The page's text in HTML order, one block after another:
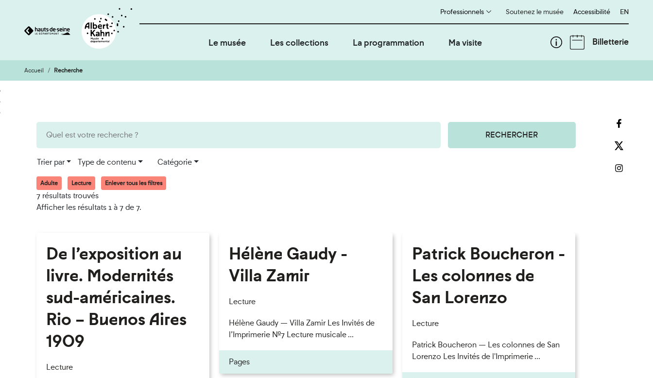
Aller
au
contenu
Aller
à
la
Soutenez le musée
Professionnels Accessibilité English
EN
Le musée Les collections La programmation Ma visite Billetterie
Accueil Recherche
RECHERCHER
Trier par Type de contenu Catégorie
Adulte Lecture Enlever tous les filtres
7 résultats trouvés
Afficher les résultats 1 à 7 de 7.
De l’exposition au
livre. Modernités
sud-américaines.
Rio – Buenos Aires
1909
Lecture
Hélène Gaudy -
Villa Zamir
Lecture
Hélène Gaudy — Villa Zamir Les Invités de
l’Imprimerie n°7 Lecture musicale ...
Pages
Patrick Boucheron -
Les colonnes de
San Lorenzo
Lecture
Patrick Boucheron — Les colonnes de San
Lorenzo Les Invités de l'Imprimerie ...